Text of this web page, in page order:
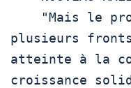
plusieurs
atteinte à la
croissance